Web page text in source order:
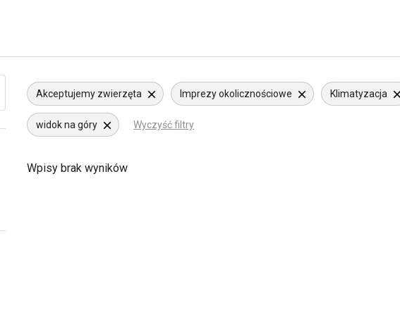
Akceptujemy zwierzęta Imprezy okolicznościowe Klimatyzacja
widok na góry Wyczyść filtry
Wpisy brak wyników